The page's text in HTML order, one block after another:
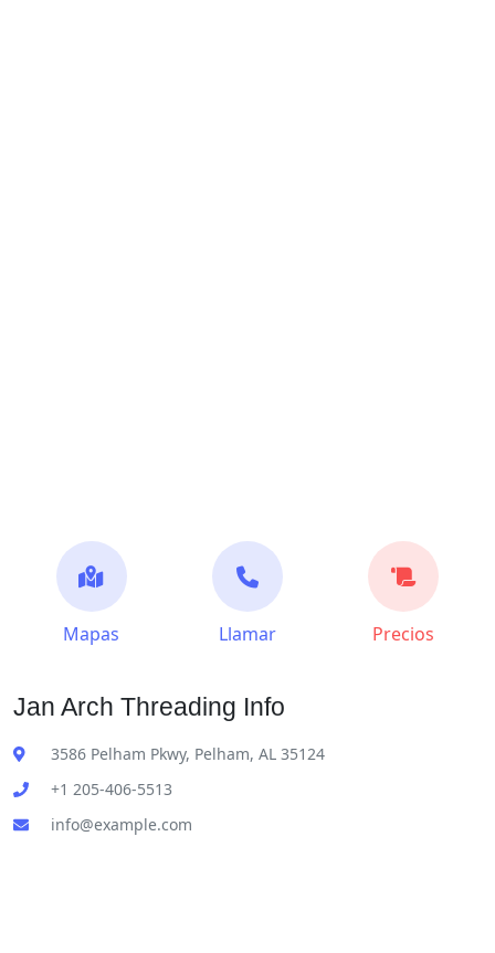
Mapas Llamar Precios
Jan Arch Threading Info
3586 Pelham Pkwy, Pelham, AL 35124
+1 205-406-5513
info@example.com